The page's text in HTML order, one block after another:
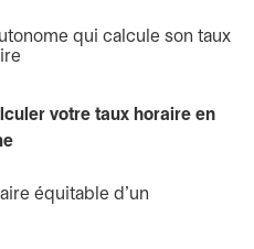
votre taux horaire en
équitable d’un